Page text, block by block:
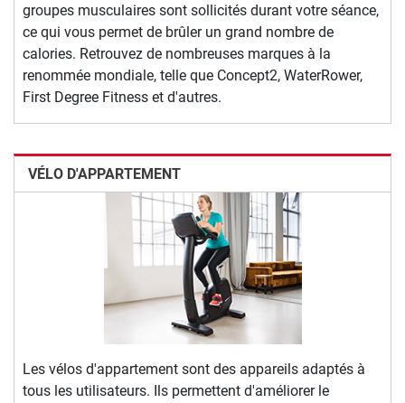
groupes musculaires sont sollicités durant votre séance,
ce qui vous permet de brûler un grand nombre de
calories. Retrouvez de nombreuses marques à la
renommée mondiale, telle que Concept2, WaterRower,
First Degree Fitness et d'autres.
VÉLO D'APPARTEMENT
Les vélos d'appartement sont des appareils adaptés à
tous les utilisateurs. Ils permettent d'améliorer le